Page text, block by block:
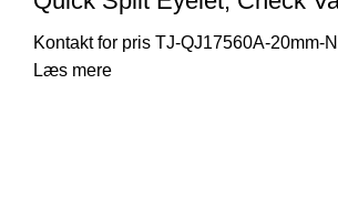
TJ-QJ17560A-20mm-
Læs mere